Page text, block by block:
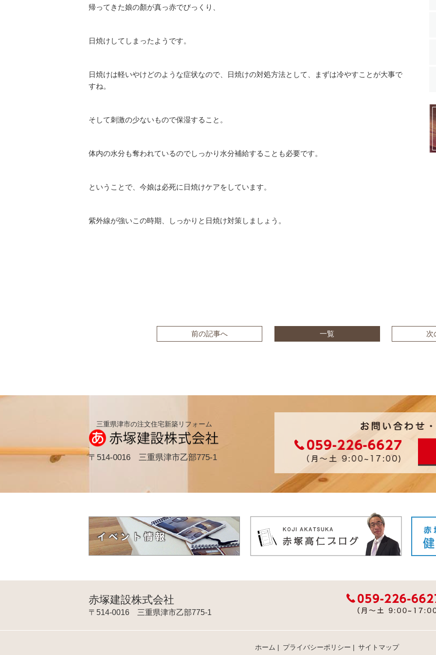
帰ってきた娘の顏が真っ赤でびっくり、
日焼けしてしまったようです。
日焼けは軽いやけどのような症状なので、日焼けの対処方法として、まずは冷やすことが大事で
すね。
そして刺激の少ないもので保湿すること。
体内の水分も奪われているのでしっかり水分補給することも必要です。
ということで、今娘は必死に日焼けケアをしています。
紫外線が強いこの時期、しっかりと日焼け対策しましょう。
前の記事へ 一覧 次
三重県津市の注文住宅新築リフォーム
〒514-0016 三重県津市乙部775-1
赤塚建設株式会社
〒514-0016 三重県津市乙部775-1
ホーム | プライバシーポリシー | サイトマップ